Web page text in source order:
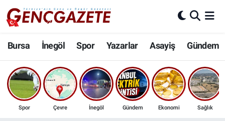
Bursa İnegöl Spor Yazarlar Asayiş Gündem
Spor Çevre İnegöl Gündem Ekonomi Sağlık
Bursa
İnegöl
3.SAYFA
Nöbetçi Eczaneler
Hava Durumu
Trafik Durumu